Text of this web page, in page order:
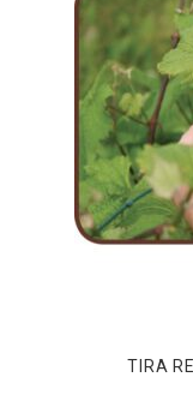
TIRA